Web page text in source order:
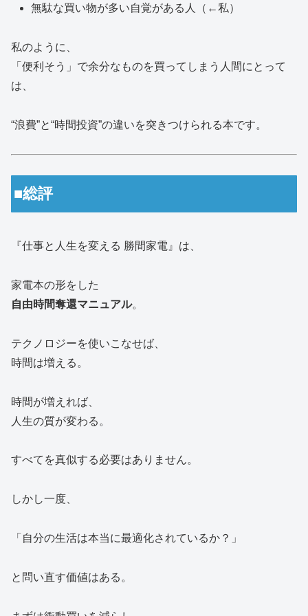
無駄な買い物が多い自覚がある人（←私）
私のように、
「便利そう」で余分なものを買ってしまう人間にとって
は、
“浪費”と“時間投資”の違いを突きつけられる本です。
■総評
『仕事と人生を変える 勝間家電』は、
家電本の形をした
自由時間奪還マニュアル。
テクノロジーを使いこなせば、
時間は増える。
時間が増えれば、
人生の質が変わる。
すべてを真似する必要はありません。
しかし一度、
「自分の生活は本当に最適化されているか？」
と問い直す価値はある。